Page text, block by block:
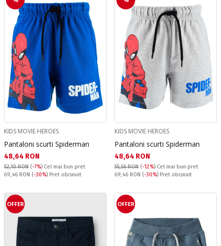
KIDS MOVIE HEROES
Pantaloni scurti Spiderman
Текуща цена:
48,64 RON
52,10 RON (-7%) Cel mai bun pret
Pret obisnuit:
69,46 RON (-30%) Pret obisnuit
KIDS MOVIE HEROES
Pantaloni scurti Spiderman
Текуща цена:
48,64 RON
55,56 RON (-12%) Cel mai bun pret
Pret obisnuit:
69,46 RON (-30%) Pret obisnuit
OFFER OFFER